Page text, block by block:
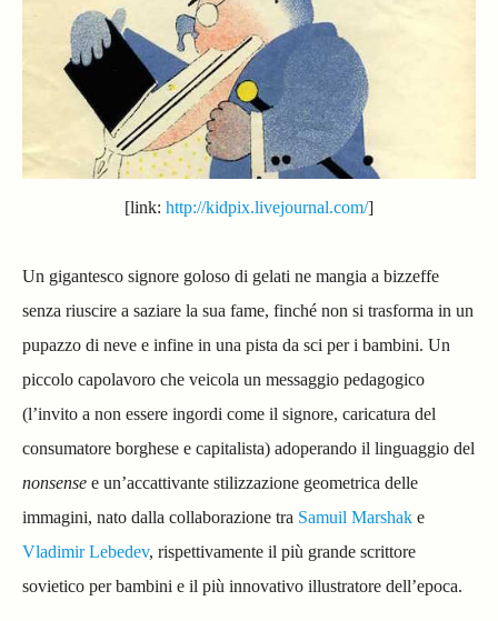
[link: http://kidpix.livejournal.com/]
Un gigantesco signore goloso di gelati ne mangia a bizzeffe
senza riuscire a saziare la sua fame, finché non si trasforma in un
pupazzo di neve e infine in una pista da sci per i bambini. Un
piccolo capolavoro che veicola un messaggio pedagogico
(l’invito a non essere ingordi come il signore, caricatura del
consumatore borghese e capitalista) adoperando il linguaggio del
nonsense e un’accattivante stilizzazione geometrica delle
immagini, nato dalla collaborazione tra Samuil Marshak e
Vladimir Lebedev, rispettivamente il più grande scrittore
sovietico per bambini e il più innovativo illustratore dell’epoca.